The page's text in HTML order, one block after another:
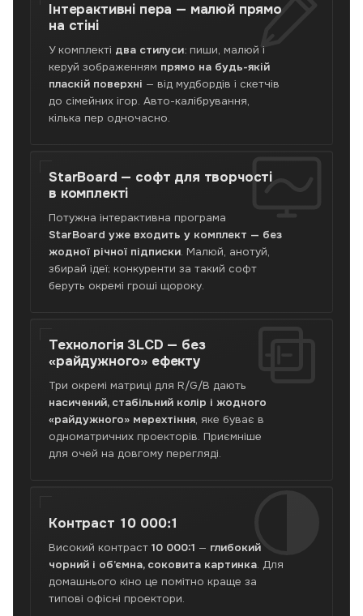
софт
комплекті.
Велике
зображення
впритул
дому
творчості.
Перевірено,
гарантія,
Нова
Пошта
Львові.
Інтерактивні пера — малюй прямо
на стіні
У комплекті два стилуси: пиши, малюй і
керуй зображенням прямо на будь-якій
пласкій поверхні — від мудбордів і скетчів
до сімейних ігор. Авто-калібрування,
кілька пер одночасно.
StarBoard — софт для творчості
в комплекті
Потужна інтерактивна програма
StarBoard уже входить у комплект — без
жодної річної підписки. Малюй, анотуй,
збирай ідеї; конкуренти за такий софт
беруть окремі гроші щороку.
Технологія 3LCD — без
«райдужного» ефекту
Три окремі матриці для R/G/B дають
насичений, стабільний колір і жодного
«райдужного» мерехтіння, яке буває в
одноматричних проекторів. Приємніше
для очей на довгому перегляді.
Контраст 10 000:1
Високий контраст 10 000:1 — глибокий
чорний і об’ємна, соковита картинка. Для
домашнього кіно це помітно краще за
типові офісні проектори.